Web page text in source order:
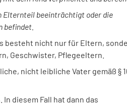
Elternteil beeinträchtigt oder die
befindet.
besteht nicht nur für Eltern,
Geschwister, Pflegeeltern.
nicht leibliche Vater gemäß §
diesem Fall hat dann das